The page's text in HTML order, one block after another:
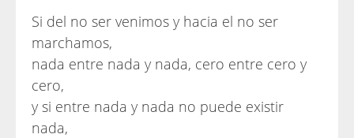
Si del no ser venimos y hacia el no ser
marchamos,
nada entre nada y nada, cero entre cero y
cero,
y si entre nada y nada no puede existir
nada,